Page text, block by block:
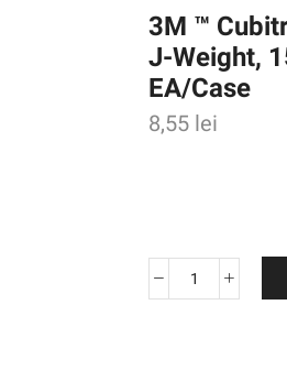
3M ™
J-Weight,
EA/Case
8,55 lei
Cantitate